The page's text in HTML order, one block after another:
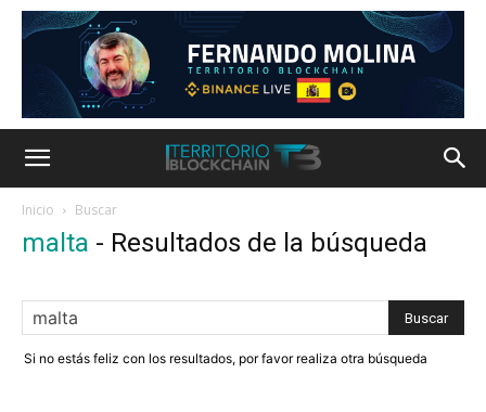
Inicio Buscar
malta - Resultados de la búsqueda
Si no estás feliz con los resultados, por favor realiza otra búsqueda